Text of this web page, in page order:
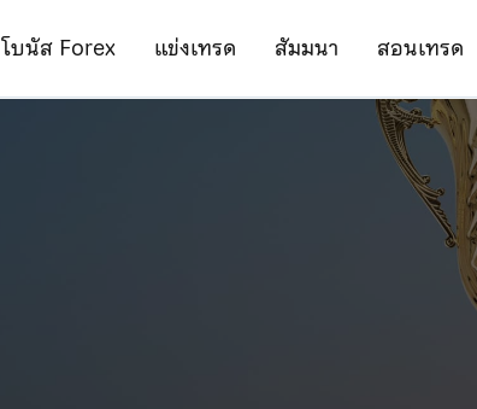
โบนัส Forex แข่งเทรด สัมมนา สอนเทรด